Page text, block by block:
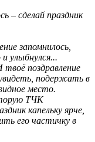
– сделай праздник
запомнилось,
улыбнулся...
поздравление
подержать в
место.
ТЧК
капельку ярче,
его частичку в